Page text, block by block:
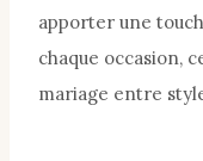
apporter une
chaque occasion,
mariage entre